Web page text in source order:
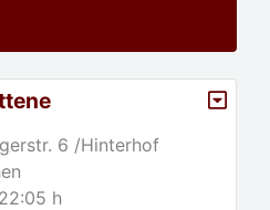
6 /Hinterhof
h